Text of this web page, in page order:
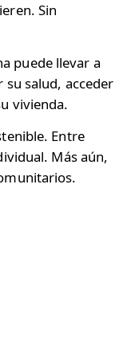
Sin
puede llevar a
salud, acceder
vivienda.
Entre
Más aún,